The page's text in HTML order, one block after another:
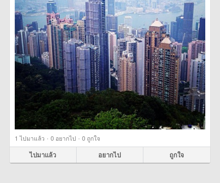
1 ไปมาแล้ว · 0 อยากไป · 0 ถูกใจ
ไปมาแล้ว อยากไป ถูกใจ